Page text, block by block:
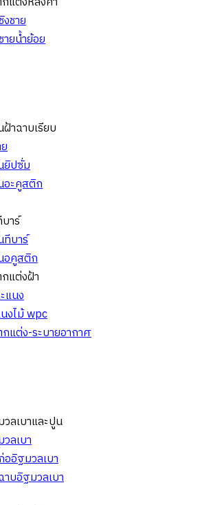
งชาย
ายน้ำย้อย
าฉาบเรียบ
ยิปซั่ม
อะคูสติก
าร์
บาร์
อคูสติก
แต่งฝ้า
แนง
งไม้ wpc
แต่ง-ระบายอากาศ
ลเบาและปูน
ลเบา
อิฐมวลเบา
บอิฐมวลเบา